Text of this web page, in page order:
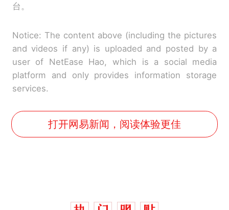
台。
Notice: The content above (including the pictures
and videos if any) is uploaded and posted by a
user of NetEase Hao, which is a social media
platform and only provides information storage
services.
打开网易新闻，阅读体验更佳